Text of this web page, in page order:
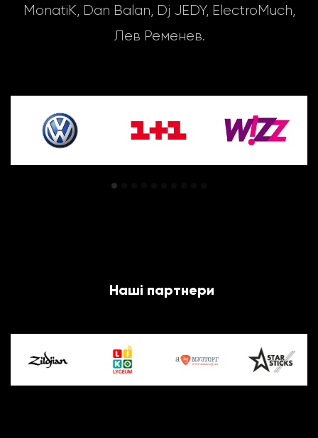
MonatiK, Dan Balan, Dj JEDY, ElectroMuch,
Лев Ременев.
Наші партнери